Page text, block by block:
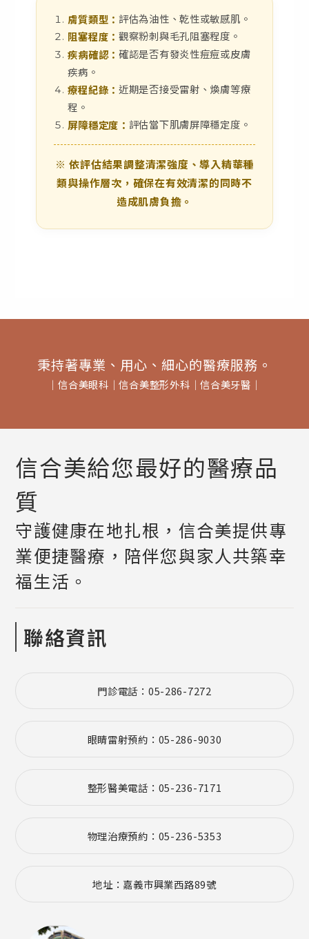
膚質類型：評估為油性、乾性或敏感肌。
阻塞程度：觀察粉刺與毛孔阻塞程度。
疾病確認：確認是否有發炎性痘痘或皮膚
疾病。
療程紀錄：近期是否接受雷射、煥膚等療
程。
屏障穩定度： 評估當下肌膚屏障穩定度。
※ 依評估結果調整清潔強度、導入精華種
類與操作層次，確保在有效清潔的同時不
造成肌膚負擔。
秉持著專業、用心、細心的醫療服務。
│信合美眼科 │信合美整形外科 │信合美牙醫
信合美給您最好的醫療品
質
守護健康在地扎根，信合美提供專
業便捷醫療，陪伴您與家人共築幸
福生活。
聯絡資訊
門診電話：05-286-7272
眼睛雷射預約：05-286-9030
整形醫美電話：05-236-7171
物理治療預約：05-236-5353
地址：嘉義市興業西路89號